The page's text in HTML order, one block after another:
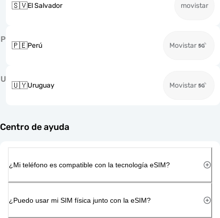
🇸🇻El Salvador movistar
P
🇵🇪Perú Movistar
U
🇺🇾Uruguay Movistar
Centro de ayuda
¿Mi teléfono es compatible con la tecnología eSIM?
¿Puedo usar mi SIM física junto con la eSIM?